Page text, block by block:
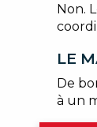
Non.
LE
De
à un